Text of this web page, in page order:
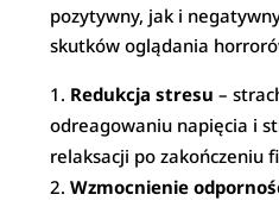
pozytywny, jak i
skutków oglądania
Redukcja stresu –
odreagowaniu napięcia i
relaksacji po zakończeniu
Wzmocnienie